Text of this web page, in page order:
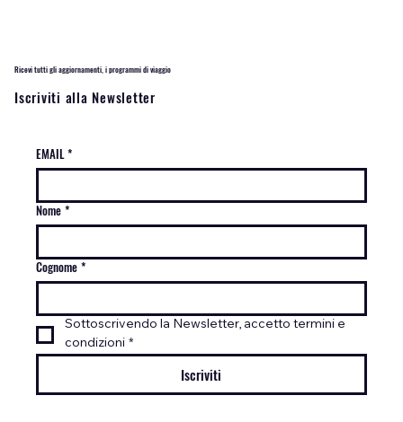
Ricevi tutti gli aggiornamenti, i programmi di viaggio
Iscriviti alla Newsletter
EMAIL *
Nome *
Cognome *
Sottoscrivendo la Newsletter, accetto termini e
condizioni *
Iscriviti